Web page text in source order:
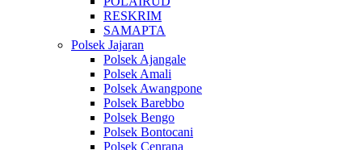
RESKRIM
SAMAPTA
Polsek Jajaran
Polsek Ajangale
Polsek Amali
Polsek Awangpone
Polsek Barebbo
Polsek Bengo
Polsek Bontocani
Polsek Cenrana